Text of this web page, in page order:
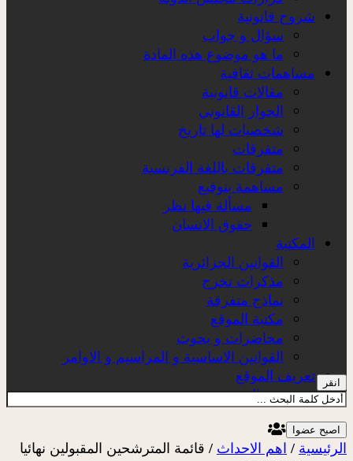
شروح قانونية
سؤال و جواب
ما هو موضوع هذه المادة
مساهمات ثقافية
مقالات قانونية
الحوار القانوني
شخصيات لها تاريخ
متفرقات
متفرقات باللغة الفرنسية
مساهمة بتوقيع
مسألة فيها نظر
حقوق الانسان
المكتبة
القوانين الجزائرية
مذكرات تخرج
نماذج متفرقة
مكتبة الموقع
محاضرات و بحوث
القوانين الاساسية و المراسيم و الاوامر
تعريف الموقع
عن الموقع
انقر
اصبح عضوا
الرئيسية / اهم الاحداث / قائمة المترشحين المقبولين نهائيا